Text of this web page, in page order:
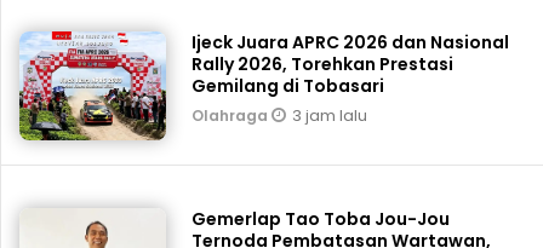
Ijeck Juara APRC 2026 dan Nasional
Rally 2026, Torehkan Prestasi
Gemilang di Tobasari
Olahraga 3 jam lalu
Gemerlap Tao Toba Jou-Jou
Ternoda Pembatasan Wartawan,